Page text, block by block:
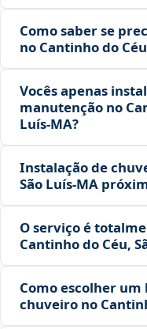
Como saber se
no Cantinho do
Vocês apenas
manutenção no
Luís‑MA?
Instalação de
São Luís‑MA
O serviço é
Cantinho do Céu,
Como escolher
chuveiro no